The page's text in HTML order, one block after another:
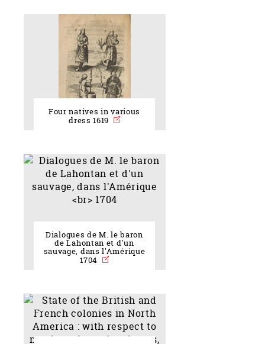
Four natives in various
dress 1619
Dialogues de M. le baron
de Lahontan et d'un
sauvage, dans l'Amérique
1704